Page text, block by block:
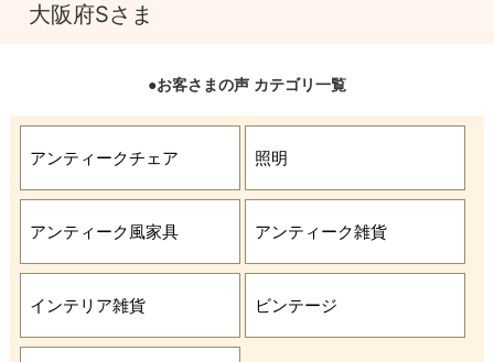
大阪府Sさま
●お客さまの声 カテゴリ一覧
アンティークチェア 照明
アンティーク風家具 アンティーク雑貨
インテリア雑貨 ビンテージ